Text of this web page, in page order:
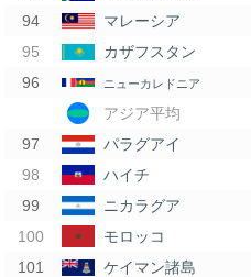
マレーシア
カザフスタン
ニューカレドニア
アジア平均
パラグアイ
ハイチ
ニカラグア
モロッコ
ケイマン諸島